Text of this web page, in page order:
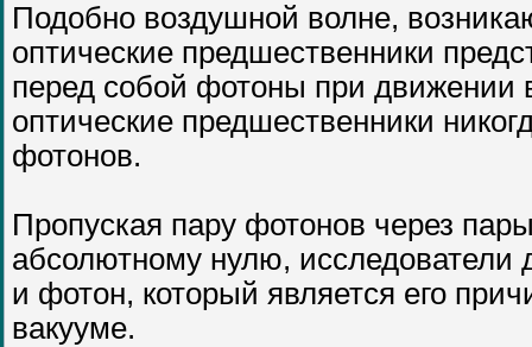
Подобно воздушной волне,
оптические предшественники
перед собой фотоны при движении
оптические предшественники
фотонов.
Пропуская пару фотонов через
абсолютному нулю, исследователи
и фотон, который является его
вакууме.